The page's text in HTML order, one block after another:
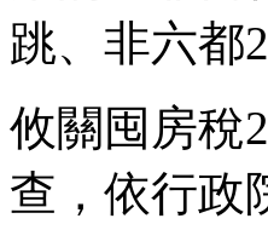
跳、非六都
攸關囤房稅
查，依行政